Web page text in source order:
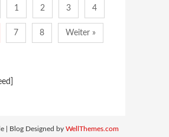
1 2 3 4
7 8 Weiter »
| Blog Designed by WellThemes.com